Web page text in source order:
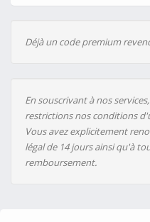
Déjà un code premium
En souscrivant à nos
restrictions nos conditions
Vous avez explicitement
légal de 14 jours ainsi qu'à
remboursement.